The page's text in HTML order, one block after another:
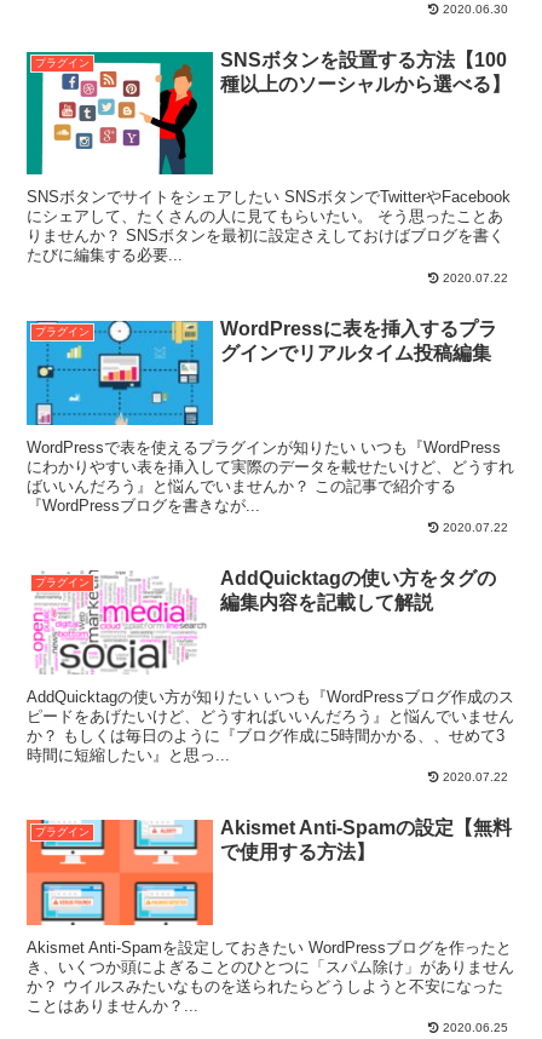
2020.06.30
プラグイン
SNSボタンを設置する方法【100
種以上のソーシャルから選べる】
SNSボタンでサイトをシェアしたい SNSボタンでTwitterやFacebook
にシェアして、たくさんの人に見てもらいたい。 そう思ったことあ
りませんか？ SNSボタンを最初に設定さえしておけばブログを書く
たびに編集する必要...
2020.07.22
プラグイン
WordPressに表を挿入するプラ
グインでリアルタイム投稿編集
WordPressで表を使えるプラグインが知りたい いつも『WordPress
にわかりやすい表を挿入して実際のデータを載せたいけど、どうすれ
ばいいんだろう』と悩んでいませんか？ この記事で紹介する
『WordPressブログを書きなが...
2020.07.22
プラグイン
AddQuicktagの使い方をタグの
編集内容を記載して解説
AddQuicktagの使い方が知りたい いつも『WordPressブログ作成のス
ピードをあげたいけど、どうすればいいんだろう』と悩んでいません
か？ もしくは毎日のように『ブログ作成に5時間かかる、、せめて3
時間に短縮したい』と思っ...
2020.07.22
プラグイン
Akismet Anti-Spamの設定【無料
で使用する方法】
Akismet Anti-Spamを設定しておきたい WordPressブログを作ったと
き、いくつか頭によぎることのひとつに「スパム除け」がありません
か？ ウイルスみたいなものを送られたらどうしようと不安になった
ことはありませんか？...
2020.06.25